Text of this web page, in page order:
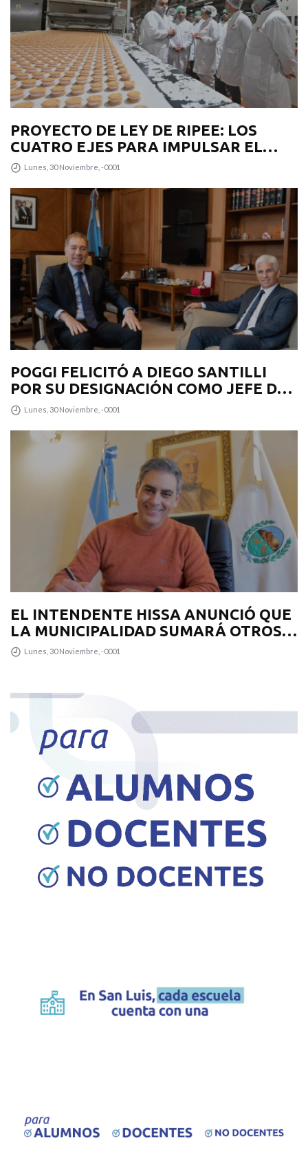
PROYECTO DE LEY DE RIPEE: LOS
CUATRO EJES PARA IMPULSAR EL
DESARROLLO PRODUCTIVO EN LA
Lunes, 30 Noviembre, -0001
POGGI FELICITÓ A DIEGO SANTILLI
POR SU DESIGNACIÓN COMO JEFE DE
GABINETE
Lunes, 30 Noviembre, -0001
EL INTENDENTE HISSA ANUNCIÓ QUE
LA MUNICIPALIDAD SUMARÁ OTROS
12 COLECTIVOS 0KM PARA
Lunes, 30 Noviembre, -0001